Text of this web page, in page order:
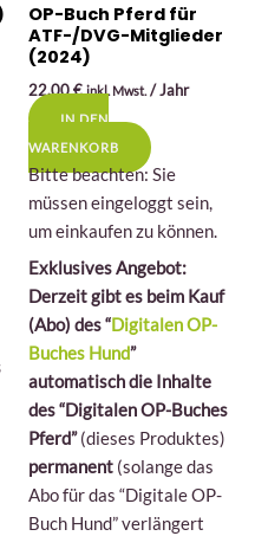
OP-Buch Pferd für
ATF-/DVG-Mitglieder
(2024)
22,00€ inkl. Mwst. / Jahr
IN DEN
WARENKORB
Bitte beachten: Sie
müssen eingeloggt sein,
um einkaufen zu können.
Exklusives Angebot:
Derzeit gibt es beim Kauf
(Abo) des “Digitalen OP-
Buches Hund”
automatisch die Inhalte
des “Digitalen OP-Buches
Pferd”(dieses Produktes)
permanent (solange das
Abo für das “Digitale OP-
Buch Hund” verlängert